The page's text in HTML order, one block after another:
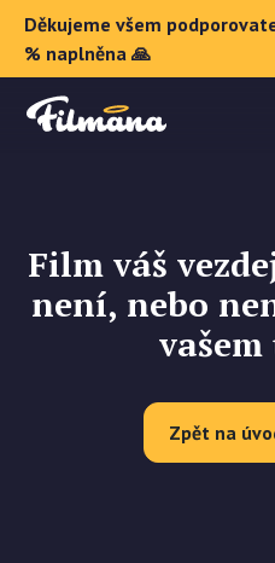
Děkujeme všem
% naplněna 🙏
O Filmaně
Dárkové poukazy
Registrovat se
Film váš
není, nebo
vašem
Zpět na